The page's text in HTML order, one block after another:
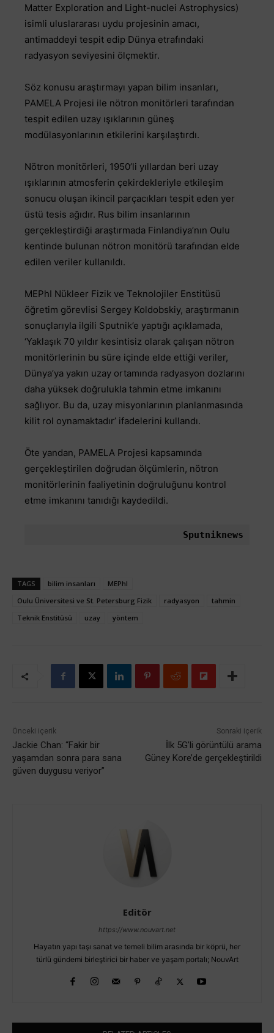
Matter Exploration and Light-nuclei Astrophysics)
isimli uluslararası uydu projesinin amacı,
antimaddeyi tespit edip Dünya etrafındaki
radyasyon seviyesini ölçmektir.
Söz konusu araştırmayı yapan bilim insanları,
PAMELA Projesi ile nötron monitörleri tarafından
tespit edilen uzay ışıklarının güneş
modülasyonlarının etkilerini karşılaştırdı.
Nötron monitörleri, 1950’li yıllardan beri uzay
ışıklarının atmosferin çekirdekleriyle etkileşim
sonucu oluşan ikincil parçacıkları tespit eden yer
üstü tesis ağıdır. Rus bilim insanlarının
gerçekleştirdiği araştırmada Finlandiya’nın Oulu
kentinde bulunan nötron monitörü tarafından elde
edilen veriler kullanıldı.
MEPhI Nükleer Fizik ve Teknolojiler Enstitüsü
öğretim görevlisi Sergey Koldobskiy, araştırmanın
sonuçlarıyla ilgili Sputnik’e yaptığı açıklamada,
‘Yaklaşık 70 yıldır kesintisiz olarak çalışan nötron
monitörlerinin bu süre içinde elde ettiği veriler,
Dünya’ya yakın uzay ortamında radyasyon dozlarını
daha yüksek doğrulukla tahmin etme imkanını
sağlıyor. Bu da, uzay misyonlarının planlanmasında
kilit rol oynamaktadır’ ifadelerini kullandı.
Öte yandan, PAMELA Projesi kapsamında
gerçekleştirilen doğrudan ölçümlerin, nötron
monitörlerinin faaliyetinin doğruluğunu kontrol
etme imkanını tanıdığı kaydedildi.
Sputniknews
TAGS bilim insanları
MEPhI
Oulu Üniversitesi ve St. Petersburg Fizik
radyasyon
tahmin
Teknik Enstitüsü
uzay yöntem
Önceki içerik
Jackie Chan: “Fakir bir
yaşamdan sonra para sana
güven duygusu veriyor”
Sonraki içerik
İlk 5G’li görüntülü arama
Güney Kore’de gerçekleştirildi
Editör
https://www.nouvart.net
Hayatın yapı taşı sanat ve temeli bilim arasında bir köprü, her
türlü gündemi birleştirici bir haber ve yaşam portalı; NouvArt